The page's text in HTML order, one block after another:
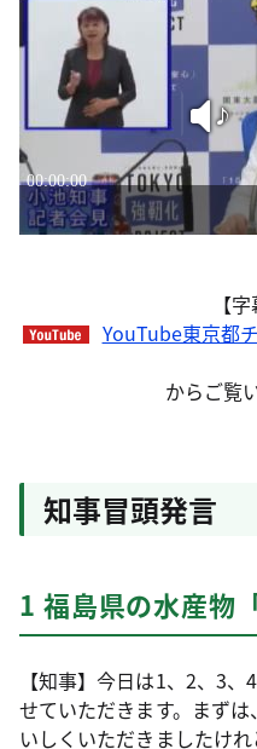
【
YouTube東京都
からご覧
知事冒頭発言
1 福島県の水産物
【知事】今日は1、2、3
せていただきます。まず
いしくいただきましたけ